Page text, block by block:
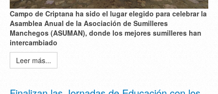
Campo de Criptana ha sido el lugar elegido para celebrar la
Asamblea Anual de la Asociación de Sumilleres
Manchegos (ASUMAN), donde los mejores sumilleres han
intercambiado
Leer más...